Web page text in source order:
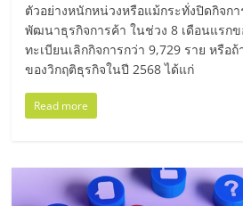
แฟ
รน
ไชส์,
ตัวอย่างหนักหน่วงหรือแม้กระทั่งปิดกิจก
พัฒนาธุรกิจการค้า ในช่วง 8 เดือนแรก
ทะเบียนเลิกกิจการกว่า 9,729 ราย หรือ
ของวิกฤติธุรกิจในปี 2568 ได้แก่
Read more